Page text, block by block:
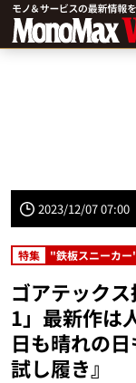
2023/12/07 07:00
特集 "鉄板スニーカ
ゴアテック
1」最新作は
日も晴れの
試し履き』